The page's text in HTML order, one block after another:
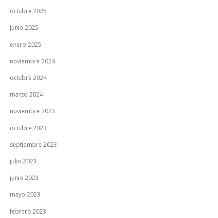
octubre 2025
junio 2025
enero 2025
noviembre 2024
octubre 2024
marzo 2024
noviembre 2023
octubre 2023
septiembre 2023
julio 2023
junio 2023
mayo 2023
febrero 2023